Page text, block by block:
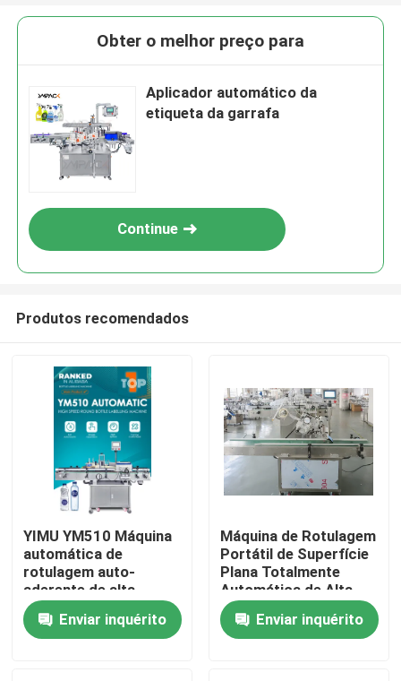
Casa
Produtos
Obter o melhor preço para
Aplicador automático da
etiqueta da garrafa
Continue
Produtos recomendados
YIMU YM510 Máquina
automática de
rotulagem auto-
aderente de alta
velocidade: precisão
industrial para
garrafas e frascos de
Enviar inquérito
Máquina de Rotulagem
Portátil de Superfície
Plana Totalmente
Automática de Alta
Velocidade YIMU
YM210 para Caixas de
Papelão
Enviar inquérito